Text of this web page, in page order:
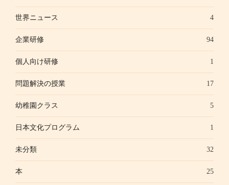
世界ニュース 4
企業研修 94
個人向け研修 1
問題解決の授業 17
幼稚園クラス 5
日本文化プログラム 1
未分類 32
本 25